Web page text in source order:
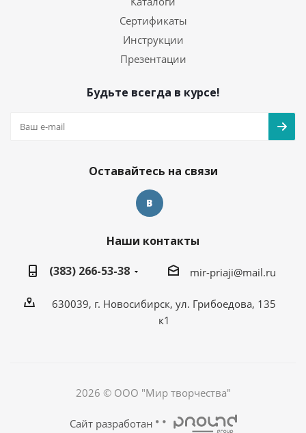
Сертификаты
Инструкции
Презентации
Будьте всегда в курсе!
Оставайтесь на связи
Наши контакты
(383) 266-53-38
mir-priaji@mail.ru
630039, г. Новосибирск, ул. Грибоедова, 135
к1
2026 © ООО "Мир творчества"
Сайт разработан